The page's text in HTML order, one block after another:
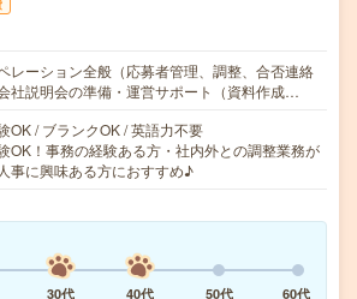
レーション全般（応募者管理、調整、合否連絡
社説明会の準備・運営サポート（資料作成…
OK / ブランクOK / 英語力不要
OK！事務の経験ある方・社内外との調整業務が
事に興味ある方におすすめ♪
30代 40代 50代
60代